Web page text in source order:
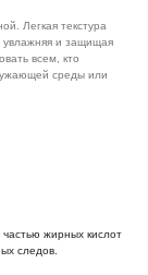
Легкая текстура
увлажняя и защищая
всем, кто
среды или
жирных кислот
следов.